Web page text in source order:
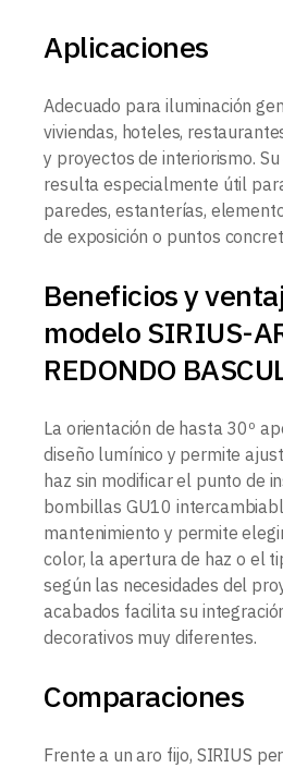
Aplicaciones
Adecuado para iluminación
viviendas, hoteles,
y proyectos de interiorismo.
resulta especialmente útil
paredes, estanterías,
de exposición o puntos
Beneficios y
modelo SIRIUS-
REDONDO
La orientación de hasta 30º
diseño lumínico y permite
haz sin modificar el punto de
bombillas GU10
mantenimiento y permite
color, la apertura de haz o el
según las necesidades del
acabados facilita su
decorativos muy diferentes.
Comparaciones
Frente a un aro fijo, SIRIUS